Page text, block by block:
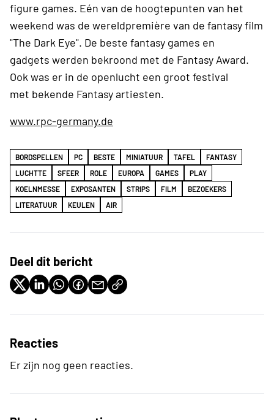
figure games. Eén van de hoogtepunten van het
weekend was de wereldpremière van de fantasy film
"The Dark Eye". De beste fantasy games en
gadgets werden bekroond met de Fantasy Award.
Ook was er in de openlucht een groot festival
met bekende Fantasy artiesten.
www.rpc-germany.de
BORDSPELLEN PC BESTE MINIATUUR TAFEL
FANTASY
LUCHTTE
SFEER ROLE EUROPA GAMES
PLAY
KOELNMESSE
EXPOSANTEN STRIPS FILM
BEZOEKERS
LITERATUUR
KEULEN AIR
Deel dit bericht
Reacties
Er zijn nog geen reacties.